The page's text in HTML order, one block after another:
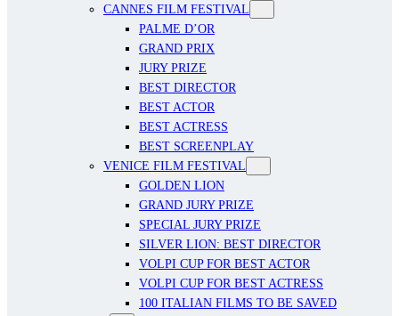
CANNES FILM FESTIVAL
PALME D’OR
GRAND PRIX
JURY PRIZE
BEST DIRECTOR
BEST ACTOR
BEST ACTRESS
BEST SCREENPLAY
VENICE FILM FESTIVAL
GOLDEN LION
GRAND JURY PRIZE
SPECIAL JURY PRIZE
SILVER LION: BEST DIRECTOR
VOLPI CUP FOR BEST ACTOR
VOLPI CUP FOR BEST ACTRESS
100 ITALIAN FILMS TO BE SAVED